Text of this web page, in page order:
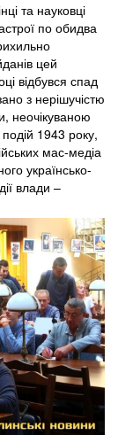
та науковці
по обидва
цей
відбувся спад
з нерішучістю
неочікуваною
1943 року,
мас-медіа
українсько-
влади –